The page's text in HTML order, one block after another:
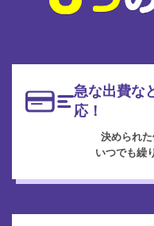
急な出費な
応！
決められた
いつでも繰